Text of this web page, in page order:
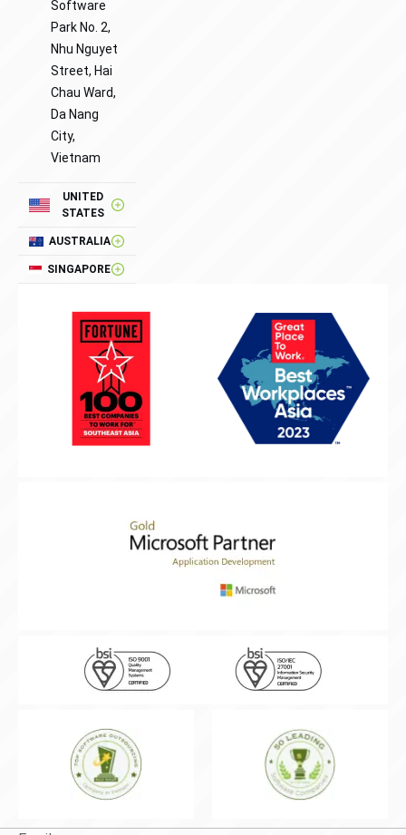
Software
Park No. 2,
Nhu Nguyet
Street, Hai
Chau Ward,
Da Nang
City,
Vietnam
UNITED
STATES
AUSTRALIA
SINGAPORE